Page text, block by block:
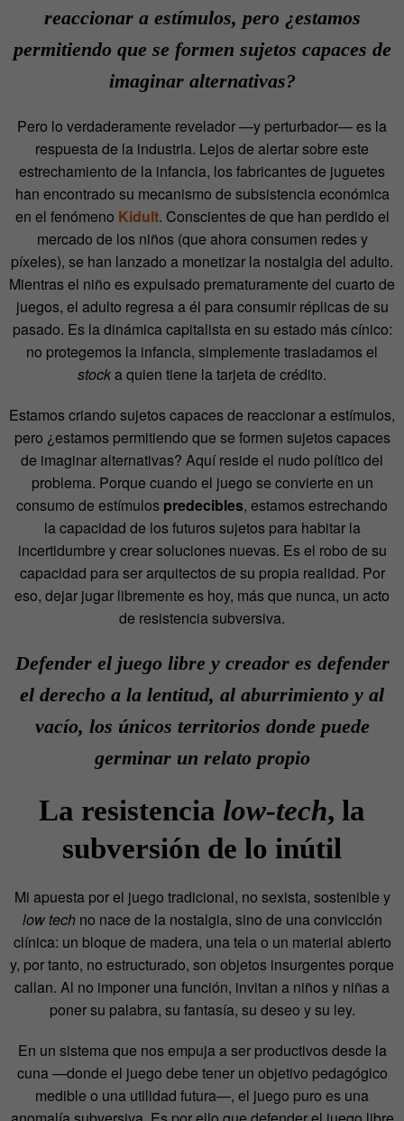
reaccionar a estímulos, pero ¿estamos
permitiendo que se formen sujetos capaces de
imaginar alternativas?
Pero lo verdaderamente revelador —y perturbador— es la
respuesta de la industria. Lejos de alertar sobre este
estrechamiento de la infancia, los fabricantes de juguetes
han encontrado su mecanismo de subsistencia económica
en el fenómeno Kidult. Conscientes de que han perdido el
mercado de los niños (que ahora consumen redes y
píxeles), se han lanzado a monetizar la nostalgia del adulto.
Mientras el niño es expulsado prematuramente del cuarto de
juegos, el adulto regresa a él para consumir réplicas de su
pasado. Es la dinámica capitalista en su estado más cínico:
no protegemos la infancia, simplemente trasladamos el
stocka quien tiene la tarjeta de crédito.
Estamos criando sujetos capaces de reaccionar a estímulos,
pero ¿estamos permitiendo que se formen sujetos capaces
de imaginar alternativas? Aquí reside el nudo político del
problema. Porque cuando el juego se convierte en un
consumo de estímulos predecibles, estamos estrechando
la capacidad de los futuros sujetos para habitar la
incertidumbre y crear soluciones nuevas. Es el robo de su
capacidad para ser arquitectos de su propia realidad. Por
eso, dejar jugar libremente es hoy, más que nunca, un acto
de resistencia subversiva.
Defender el juego libre y creador es defender
el derecho a la lentitud, al aburrimiento y al
vacío, los únicos territorios donde puede
germinar un relato propio
La resistencia low-tech, la
subversión de lo inútil
Mi apuesta por el juego tradicional, no sexista, sostenible y
low tech no nace de la nostalgia, sino de una convicción
clínica: un bloque de madera, una tela o un material abierto
y, por tanto, no estructurado, son objetos insurgentes porque
callan. Al no imponer una función, invitan a niños y niñas a
poner su palabra, su fantasía, su deseo y su ley.
En un sistema que nos empuja a ser productivos desde la
cuna —donde el juego debe tener un objetivo pedagógico
medible o una utilidad futura—, el juego puro es una